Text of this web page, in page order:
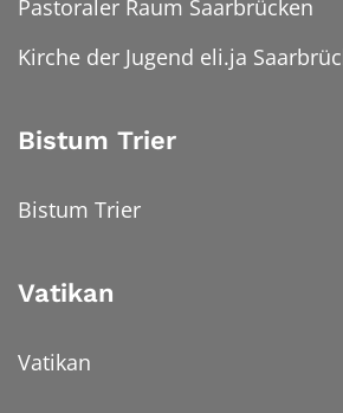
Pastoraler Raum Saarbrücken
Kirche der Jugend eli.ja
Bistum Trier
Bistum Trier
Vatikan
Vatikan